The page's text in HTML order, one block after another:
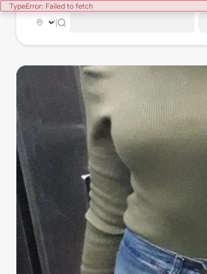
TypeError: Failed to fetch